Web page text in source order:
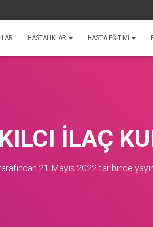
HASTALIKLAR HASTA EĞİTİMİ
İLAÇ
21 Mayıs 2022 tarihinde